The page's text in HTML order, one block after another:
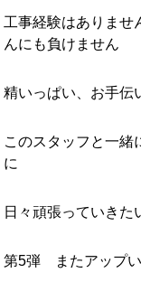
工事経験はありませ
んにも負けません
精いっぱい、お手伝
このスタッフと一緒
に
日々頑張っていきた
第5弾 またアップい